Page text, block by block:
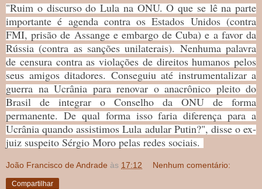
"Ruim o discurso do Lula na ONU. O que se lê na parte
importante é agenda contra os Estados Unidos (contra
FMI, prisão de Assange e embargo de Cuba) e a favor da
Rússia (contra as sanções unilaterais). Nenhuma palavra
de censura contra as violações de direitos humanos pelos
seus amigos ditadores. Conseguiu até instrumentalizar a
guerra na Ucrânia para renovar o anacrônico pleito do
Brasil de integrar o Conselho da ONU de forma
permanente. De qual forma isso faria diferença para a
Ucrânia quando assistimos Lula adular Putin?", disse o ex-
juiz suspeito Sérgio Moro pelas redes sociais.
João Francisco de Andrade às 17:12 Nenhum comentário:
Compartilhar